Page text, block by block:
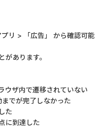
リ > 「広告」 から確認可能
あります。
ウザ内で遷移されていない
でが完了しなかった
た
に到達した